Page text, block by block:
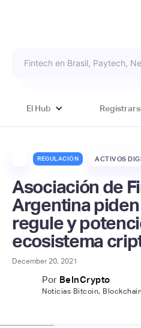
El Hub
REGULACIÓN ACTIVOS
Asociación de
Argentina
regule y
ecosistema
December 20, 2021
Por BeInCrypto
Noticias Bitcoin,